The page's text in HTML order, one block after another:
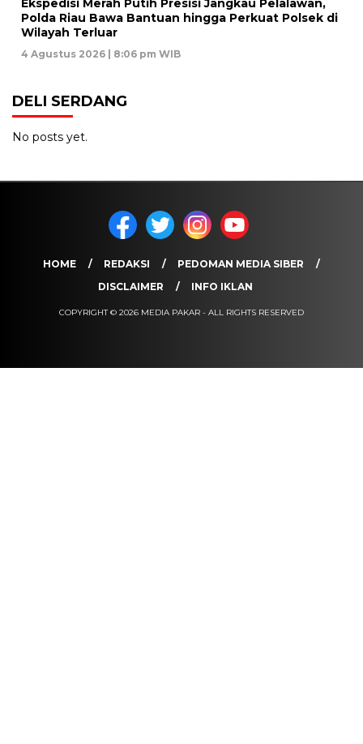
Ekspedisi Merah Putih Presisi Jangkau Pelalawan,
Polda Riau Bawa Bantuan hingga Perkuat Polsek di
Wilayah Terluar
4 Agustus 2026 | 8:06 pm WIB
DELI SERDANG
No posts yet.
HOME REDAKSI
PEDOMAN MEDIA SIBER
DISCLAIMER
INFO IKLAN
COPYRIGHT © 2026 MEDIA PAKAR - ALL RIGHTS RESERVED